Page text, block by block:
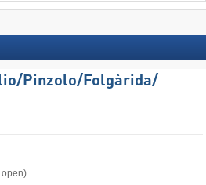
​Pinzolo/​Folgàrida/​